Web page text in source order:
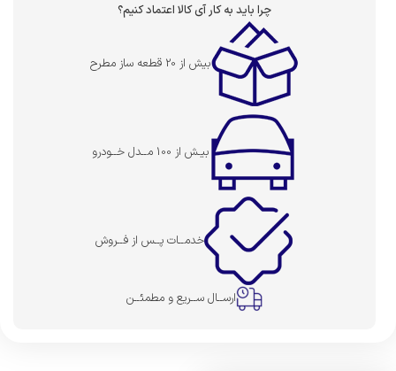
چرا باید به کار آی کالا اعتماد کنیم؟
بیش از 20 قطعه ساز مطرح
بیـش از 100 مــدل خــودرو
خدمــات پــس از فــروش
ارســال ســریع و مطمئــن